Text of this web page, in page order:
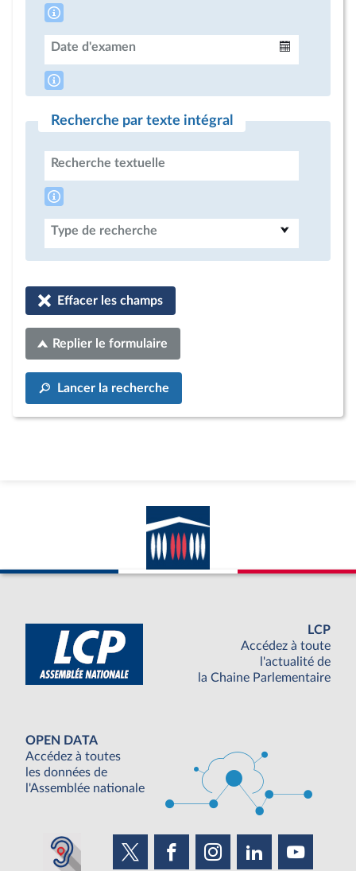
Date d'examen
Recherche par texte intégral
Recherche textuelle
Type de recherche
Effacer les champs
Replier le formulaire
Lancer la recherche
LCP
Accédez à toute
l'actualité de
la Chaine Parlementaire
OPEN DATA
Accédez à toutes
les données de
l'Assemblée nationale